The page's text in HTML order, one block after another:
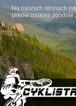
Na naszych stronach
plików cookies zgodnie